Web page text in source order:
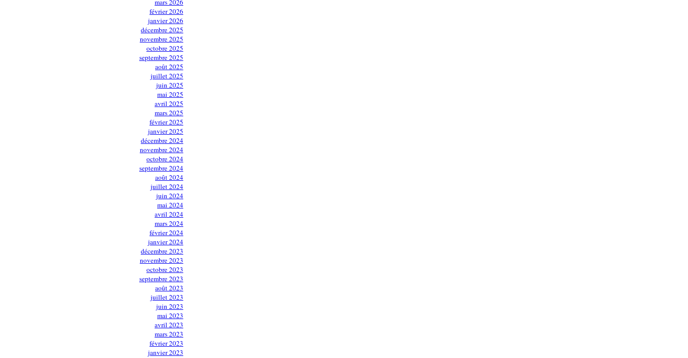
mars 2026
février 2026
janvier 2026
décembre 2025
novembre 2025
octobre 2025
septembre 2025
août 2025
juillet 2025
juin 2025
mai 2025
avril 2025
mars 2025
février 2025
janvier 2025
décembre 2024
novembre 2024
octobre 2024
septembre 2024
août 2024
juillet 2024
juin 2024
mai 2024
avril 2024
mars 2024
février 2024
janvier 2024
décembre 2023
novembre 2023
octobre 2023
septembre 2023
août 2023
juillet 2023
juin 2023
mai 2023
avril 2023
mars 2023
février 2023
janvier 2023